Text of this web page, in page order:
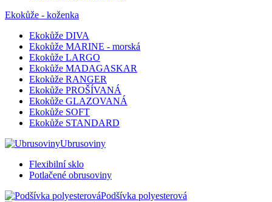
Ekokůže - koženka
Ekokůže DIVA
Ekokůže MARINE - morská
Ekokůže LARGO
Ekokůže MADAGASKAR
Ekokůže RANGER
Ekokůže PROŠÍVANÁ
Ekokůže GLAZOVANÁ
Ekokůže SOFT
Ekokůže STANDARD
Ubrusoviny
Flexibilní sklo
Potlačené obrusoviny
Podšívka polyesterová